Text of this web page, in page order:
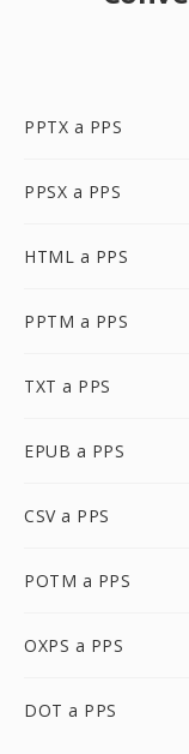
PPTX a PPS
PPSX a PPS
HTML a PPS
PPTM a PPS
TXT a PPS
EPUB a PPS
CSV a PPS
POTM a PPS
OXPS a PPS
DOT a PPS